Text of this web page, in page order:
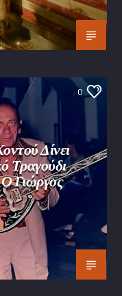
0
Δίνει
Τραγούδι
Γιώργος